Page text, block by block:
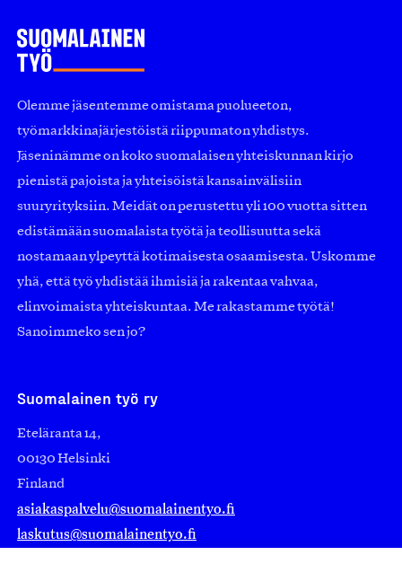
Olemme jäsentemme omistama puolueeton,
työmarkkinajärjestöistä riippumaton yhdistys.
Jäseninämme on koko suomalaisen yhteiskunnan kirjo
pienistä pajoista ja yhteisöistä kansainvälisiin
suuryrityksiin. Meidät on perustettu yli 100 vuotta sitten
edistämään suomalaista työtä ja teollisuutta sekä
nostamaan ylpeyttä kotimaisesta osaamisesta. Uskomme
yhä, että työ yhdistää ihmisiä ja rakentaa vahvaa,
elinvoimaista yhteiskuntaa. Me rakastamme työtä!
Sanoimmeko sen jo?
Suomalainen työ ry
Eteläranta 14,
00130 Helsinki
Finland
asiakaspalvelu@suomalainentyo.fi
laskutus@suomalainentyo.fi